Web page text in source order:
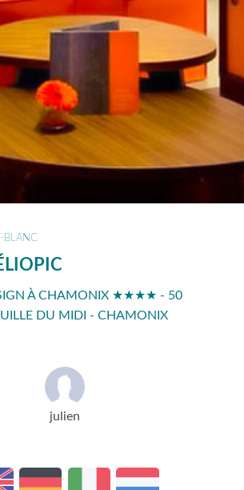
BLANC
À CHAMONIX ★★★★ - 50
DU MIDI - CHAMONIX
julien